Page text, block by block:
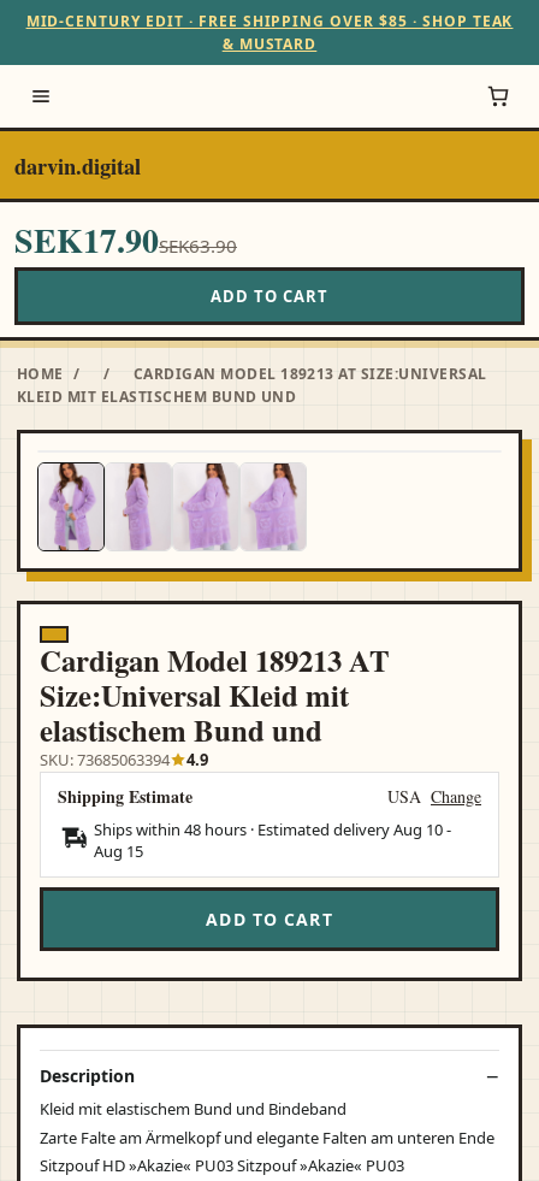
MID-CENTURY EDIT · FREE SHIPPING OVER $85 · SHOP TEAK
& MUSTARD
darvin.digital
SEK17.90SEK63.90
ADD TO CART
HOME / /
CARDIGAN MODEL 189213 AT SIZE:UNIVERSAL
KLEID MIT ELASTISCHEM BUND UND
Cardigan Model 189213 AT
Size:Universal Kleid mit
elastischem Bund und
SKU: 73685063394 4.9
Shipping Estimate USA Change
Ships within 48 hours · Estimated deliveryAug 10-
Aug 15
ADD TO CART
Description
Kleid mit elastischem Bund und Bindeband
Zarte Falte am Ärmelkopf und elegante Falten am unteren Ende
Sitzpouf HD »Akazie« PU03 Sitzpouf »Akazie« PU03